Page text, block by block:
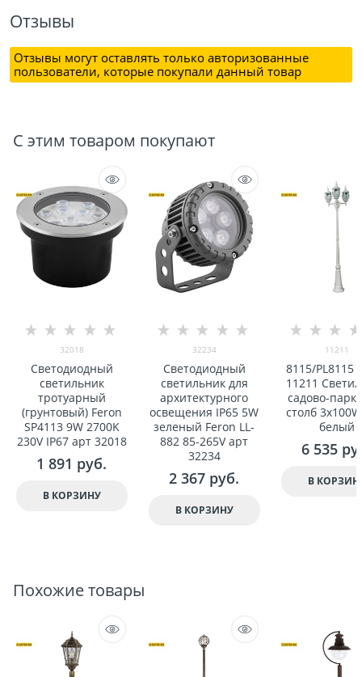
Отзывы
Отзывы могут оставлять только авторизованные
пользователи, которые покупали данный товар
С этим товаром покупают
32018
Светодиодный
светильник
тротуарный
(грунтовый) Feron
SP4113 9W 2700K
230V IP67 арт 32018
1 891 руб.
В КОРЗИНУ
32234
Светодиодный
светильник для
архитектурного
освещения IP65 5W
зеленый Feron LL-
882 85-265V арт
32234
2 367 руб.
В КОРЗИНУ
11211
8115/PL8115
11211
садово-
столб
белый
6 535
В
Похожие товары